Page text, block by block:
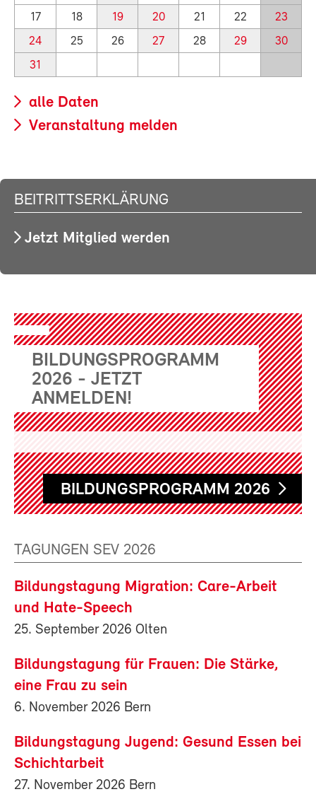
17 18 19 20 21 22
23
24
25 26 27 28 29
30
31
alle Daten
Veranstaltung melden
BEITRITTSERKLÄRUNG
Jetzt Mitglied werden
BILDUNGSPROGRAMM
2026 - JETZT
ANMELDEN!
BILDUNGSPROGRAMM 2026
TAGUNGEN SEV 2026
Bildungstagung Migration: Care-Arbeit
und Hate-Speech
25. September 2026 Olten
Bildungstagung für Frauen: Die Stärke,
eine Frau zu sein
6. November 2026 Bern
Bildungstagung Jugend: Gesund Essen bei
Schichtarbeit
27. November 2026 Bern